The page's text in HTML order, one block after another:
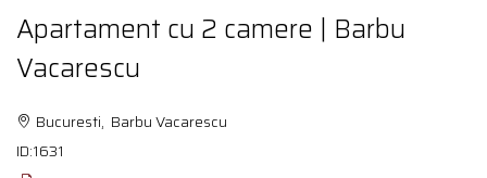
Apartament cu 2 camere | Barbu
Vacarescu
Bucuresti, Barbu Vacarescu
ID:1631